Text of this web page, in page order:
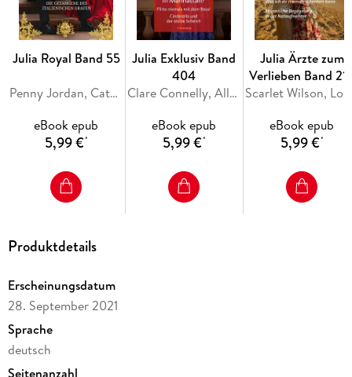
HEISSE KÜSSE - NUR ZUM SCHEIN? von MARGARET
Er will die Firma erhalten, und dafür ist Rick zu allem bereit.
Auch dazu, der Konkurrenz vorzuspielen, dass seine Kollegin
Lessa und er ein Paar sind. Mit vorgetäuschter Leidenschaft
küsst er sie - und stellt erstaunt fest, dass er Lessa niemals
Julia Royal Band 55
Penny Jordan, Catherine George, Sara Craven
eBook epub
5,99 €*
Julia Exklusiv Band
404
Clare Connelly, Ally Blake, Maya Blake
eBook epub
5,99 €*
Julia Ärzte zum
Verlieben Band
eBook epub
5,99 €*
Produktdetails
Erscheinungsdatum
28. September 2021
Sprache
deutsch
Seitenanzahl